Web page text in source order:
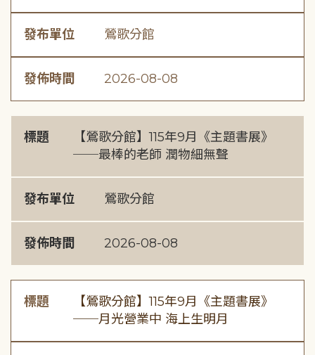
發布單位 鶯歌分館
發佈時間 2026-08-08
標題
【鶯歌分館】115年9月《主題書展》
──最棒的老師 潤物細無聲
發布單位 鶯歌分館
發佈時間 2026-08-08
標題
【鶯歌分館】115年9月《主題書展》
──月光營業中 海上生明月